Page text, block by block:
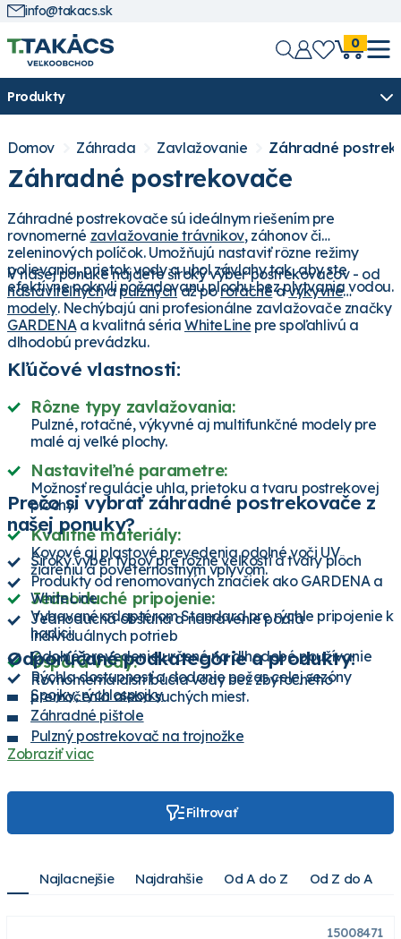
info@takacs.sk
0
Produkty
Domov Záhrada Zavlažovanie Záhradné
Záhradné postrekovače
Záhradné postrekovače sú ideálnym riešením pre
rovnomerné zavlažovanie trávnikov, záhonov či
zeleninových políčok. Umožňujú nastaviť rôzne režimy
polievania, prietok vody a uhol závlahy tak, aby ste
efektívne pokryli požadovanú plochu bez plytvania vodou.
V našej ponuke nájdete široký výber postrekovačov - od
nastaviteľnýcha pulznýchaž porotačnéavýkyvné
modely. Nechýbajú ani profesionálne zavlažovače značky
GARDENAa kvalitná séria WhiteLine pre spoľahlivú a
dlhodobú prevádzku.
Kľúčové vlastnosti:
Rôzne typy zavlažovania:
Pulzné, rotačné, výkyvné aj multifunkčné modely pre
malé aj veľké plochy.
Nastaviteľné parametre:
Možnosť regulácie uhla, prietoku a tvaru postrekovej
plochy.
Kvalitné materiály:
Kovové aj plastové prevedenia odolné voči UV
žiareniu a poveternostným vplyvom.
Jednoduché pripojenie:
Vybavené adaptérom Standard pre rýchle pripojenie k
hadici.
Úspora vody:
Rovnomerná distribúcia vody bez zbytočného
premočenia alebo suchých miest.
Prečo si vybrať záhradné postrekovače z
našej ponuky?
Široký výber typov pre rôzne veľkosti a tvary plôch
Produkty od renomovaných značiek ako GARDENA a
WhiteLine
Jednoduchá obsluha a nastavenie podľa
individuálnych potrieb
Odolné prevedenie určené na dlhodobé používanie
Rýchla dostupnosť a dodanie počas celej sezóny
Odporúčané podkategórie a produkty:
Spojky, rýchlospojky
Záhradné pištole
Pulzný postrekovač na trojnožke
Zavlažovací vak - 75 litrov
Zobraziť viac
Filtrovať
Najlacnejšie Najdrahšie Od A do Z Od Z do A
15008471